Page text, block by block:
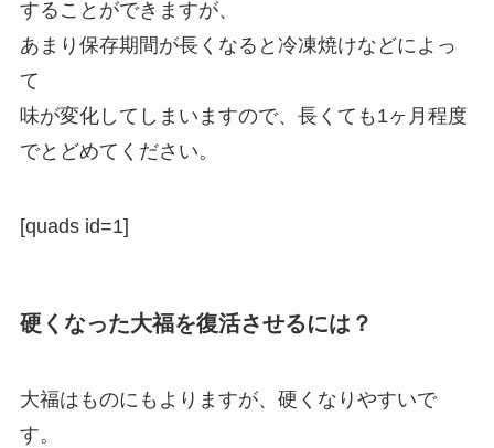
することができますが、
あまり保存期間が長くなると冷凍焼けなどによっ
て
味が変化してしまいますので、長くても1ヶ月程度
でとどめてください。
[quads id=1]
硬くなった大福を復活させるには？
大福はものにもよりますが、硬くなりやすいで
す。